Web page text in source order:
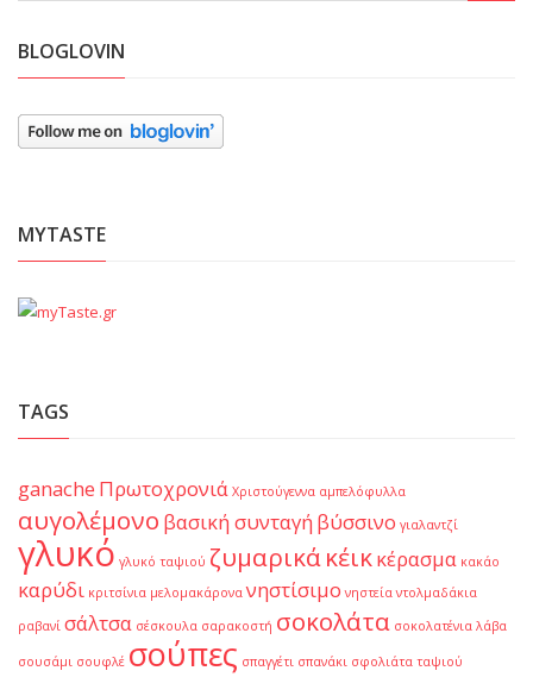
BLOGLOVIN
MYTASTE
TAGS
ganache Πρωτοχρονιά Χριστούγεννα αμπελόφυλλα
αυγολέμονο βασική συνταγή βύσσινο γιαλαντζί
γλυκό γλυκό ταψιού ζυμαρικάκέικκέρασμα κακάο
καρύδι κριτσίνια μελομακάρονα νηστίσιμο νηστεία ντολμαδάκια
ραβανί σάλτσα σέσκουλα σαρακοστή σοκολάτα σοκολατένια λάβα
σουσάμι σουφλέ σούπες σπαγγέτι σπανάκι σφολιάτα ταψιού